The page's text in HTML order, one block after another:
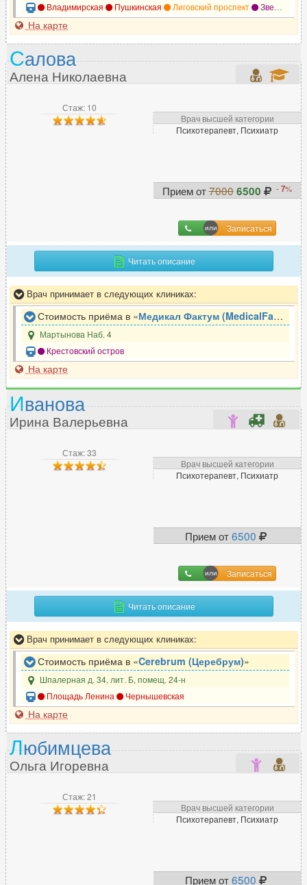
Владимирская
Пушкинская Лиговский проспект Звенигородская
На карте
Стаж: 10
Врач высшей категории
Психотерапевт, Психиатр
Прием от7000 6500 -7%
Записаться
Салова
Алена Николаевна
Читать описание
Врач принимает в следующих клиниках:
Стоимость приёма в «Медикал Фактум (MedicalFactum) »
Мартынова Наб. 4
Крестовский остров
На карте
Стаж: 33
Врач высшей категории
Психотерапевт, Психиатр
Прием от6500
Записаться
Иванова
Ирина Валерьевна
Читать описание
Врач принимает в следующих клиниках:
Стоимость приёма в «Cerebrum (Церебрум)»
Шпалерная д. 34, лит. Б, помещ. 24-н
Площадь Ленина
Чернышевская
На карте
Стаж: 21
Врач высшей категории
Психотерапевт, Психиатр
Прием от6500
Любимцева
Ольга Игоревна